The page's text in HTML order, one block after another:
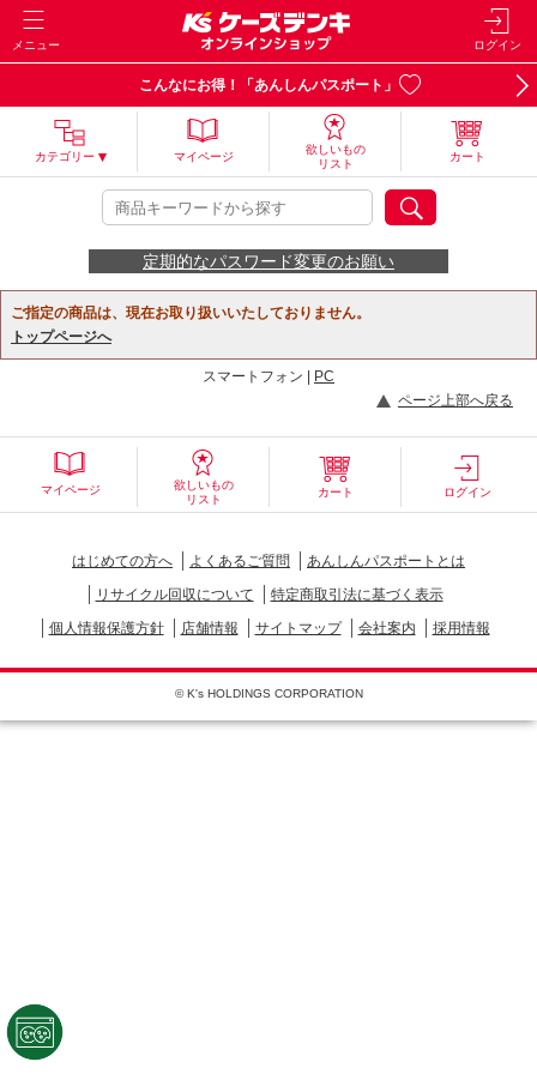
メニュー ログイン
こんなにお得！「あんしんパスポート」
カテゴリー マイページ
欲しいもの
リスト
カート
定期的なパスワード変更のお願い
ご指定の商品は、現在お取り扱いいたしておりません。
トップページへ
スマートフォン |
PC
ページ上部へ戻る
マイページ
欲しいもの
リスト
カート ログイン
はじめての方へ よくあるご質問
あんしんパスポートとは
リサイクル回収について
特定商取引法に基づく表示
個人情報保護方針
店舗情報 サイトマップ 会社案内 採用情報
© K's HOLDINGS CORPORATION